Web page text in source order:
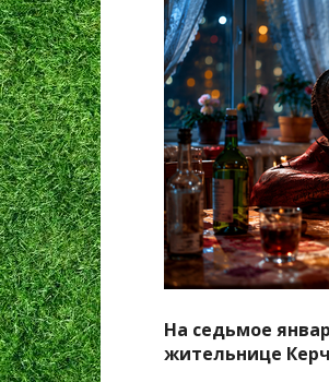
На седьмое
жительнице